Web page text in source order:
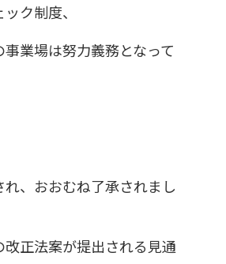
ク制度、
業場は努力義務となって
、おおむね了承されまし
正法案が提出される見通